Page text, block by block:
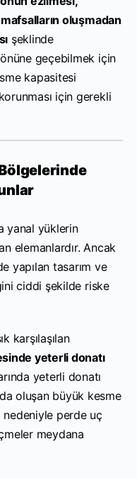
mafsalların oluşmadan
şeklinde
geçebilmek için
kapasitesi
için gerekli
yanal yüklerin
elemanlardır. Ancak
yapılan tasarım ve
ciddi şekilde riske
karşılaşılan
yeterli donatı
yeterli donatı
oluşan büyük kesme
perde uç
meydana